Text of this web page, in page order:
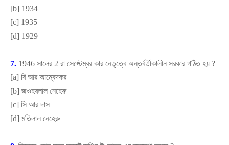
[b] 1934
[c] 1935
[d] 1929
7. 1946 সালের 2 রা সেপ্টেম্বর কার নেতৃত্বে অন্তর্বর্তীকালীন সরকার গঠিত হয় ?
[a] বি আর আম্বেদকর
[b] জওহরলাল নেহেরু
[c] সি আর দাস
[d] মতিলাল নেহেরু